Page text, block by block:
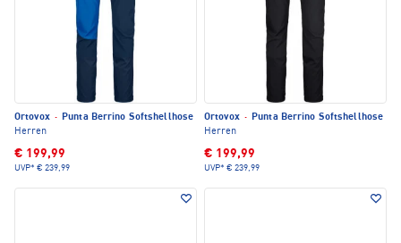
Ortovox · Punta Berrino Softshellhose
Herren
€ 199,99
UVP* € 239,99
Ortovox · Punta Berrino Softshellhose
Herren
€ 199,99
UVP* € 239,99